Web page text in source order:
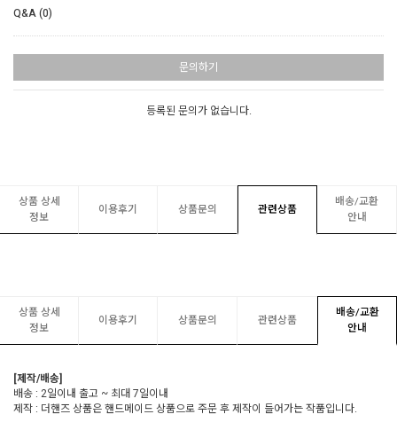
Q&A (0)
문의하기
등록된 문의가 없습니다.
상품 상세
정보
이용후기 상품문의 관련상품
배송/교환
안내
상품 상세
정보
이용후기 상품문의 관련상품
배송/교환
안내
[제작/배송]
배송 : 2일이내 출고 ~ 최대 7일이내
제작 : 더핸즈 상품은 핸드메이드 상품으로 주문 후 제작이 들어가는 작품입니다.